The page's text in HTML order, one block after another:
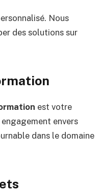
Nous
des solutions sur
est votre
envers
dans le domaine